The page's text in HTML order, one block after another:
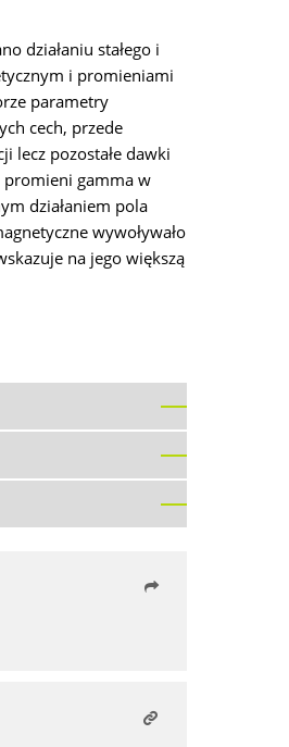
działaniu stałego i
i promieniami
parametry
cech, przede
lecz pozostałe dawki
promieni gamma w
działaniem pola
wywoływało
na jego większą